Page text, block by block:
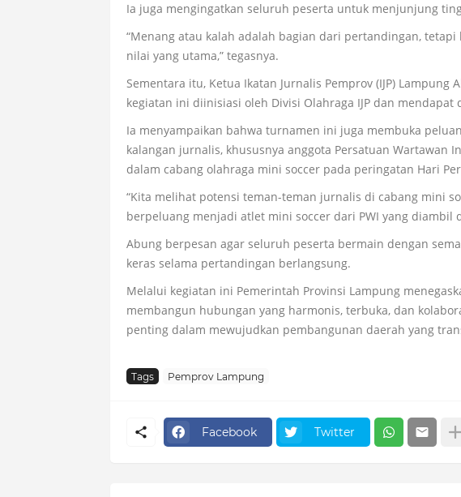
Ia juga mengingatkan seluruh peserta untuk menjunjung
“Menang atau kalah adalah bagian dari pertandingan,
nilai yang utama,” tegasnya.
Sementara itu, Ketua Ikatan Jurnalis Pemprov (IJP) Lampung
kegiatan ini diinisiasi oleh Divisi Olahraga IJP dan
Ia menyampaikan bahwa turnamen ini juga membuka
kalangan jurnalis, khususnya anggota Persatuan Wartawan
dalam cabang olahraga mini soccer pada peringatan Hari
“Kita melihat potensi teman-teman jurnalis di cabang mini
berpeluang menjadi atlet mini soccer dari PWI yang diambil
Abung berpesan agar seluruh peserta bermain dengan
keras selama pertandingan berlangsung.
Melalui kegiatan ini Pemerintah Provinsi Lampung
membangun hubungan yang harmonis, terbuka, dan
penting dalam mewujudkan pembangunan daerah yang
Tags Pemprov Lampung
Facebook Twitter